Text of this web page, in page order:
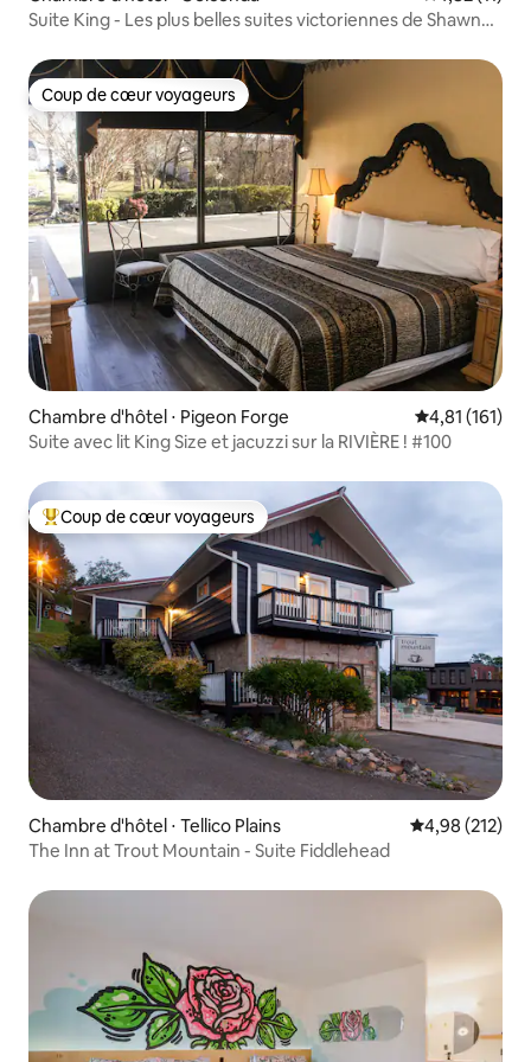
Suite King - Les plus belles suites victoriennes de Shawnee
Coup de cœur voyageurs
Coup de cœur voyageurs
Chambre d'hôtel ⋅ Pigeon Forge Évaluation
4,81 (161)
Suite avec lit King Size et jacuzzi sur la RIVIÈRE ! #100
Coups de cœur voyageurs les plus appréciés
Coup de cœur voyageurs
Chambre d'hôtel ⋅ Tellico Plains Évaluation
4,98 (212)
The Inn at Trout Mountain - Suite Fiddlehead